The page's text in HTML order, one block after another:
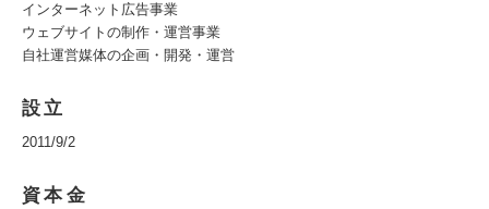
インターネット広告事業
ウェブサイトの制作・運営事業
自社運営媒体の企画・開発・運営
設立
2011/9/2
資本金